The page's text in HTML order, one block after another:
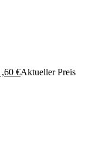
€Aktueller Preis